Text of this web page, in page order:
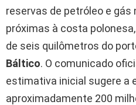
reservas de petróleo e gás
próximas à costa
de seis quilômetros do
Báltico. O comunicado
estimativa inicial sugere a
aproximadamente 200